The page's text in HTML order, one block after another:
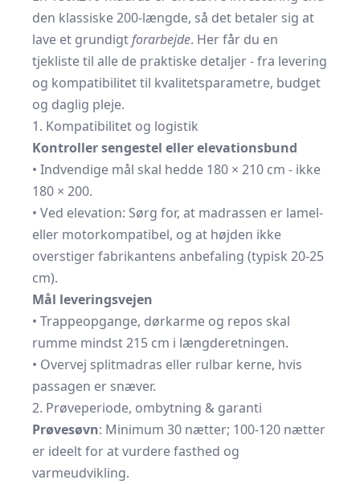
den klassiske 200-længde, så det betaler sig at
lave et grundigtforarbejde. Her får du en
tjekliste til alle de praktiske detaljer - fra levering
og kompatibilitet til kvalitets­parametre, budget
og daglig pleje.
1. Kompatibilitet og logistik
Kontroller sengestel eller elevationsbund
• Indvendige mål skal hedde 180 × 210 cm - ikke
180 × 200.
• Ved elevation: Sørg for, at madrassen er lamel-
eller motor­kompatibel, og at højden ikke
overstiger fabrikantens anbefaling (typisk 20-25
cm).
Mål leveringsvejen
• Trappeopgange, dørkarme og repos skal
rumme mindst 215 cm i længderetningen.
• Overvej splitmadras eller rulbar kerne, hvis
passagen er snæver.
2. Prøveperiode, ombytning & garanti
Prøvesøvn: Minimum 30 nætter; 100-120 nætter
er ideelt for at vurdere fasthed og
varmeudvikling.